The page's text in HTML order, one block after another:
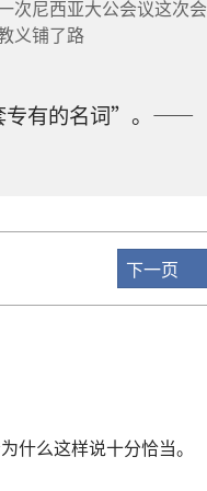
次尼西亚大公会议这次会
义铺了路
专有的名词”。——
下一页
么这样说十分恰当。